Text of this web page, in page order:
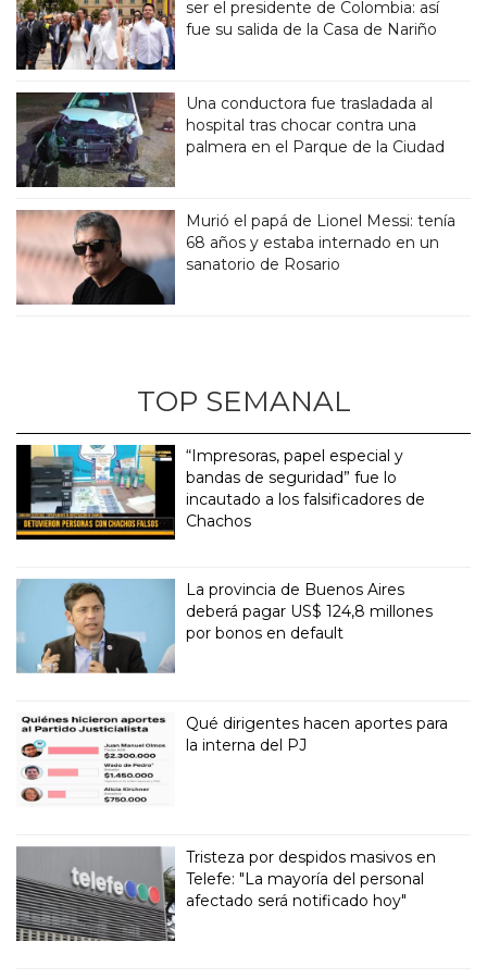
ser el presidente de Colombia: así
fue su salida de la Casa de Nariño
Una conductora fue trasladada al
hospital tras chocar contra una
palmera en el Parque de la Ciudad
Murió el papá de Lionel Messi: tenía
68 años y estaba internado en un
sanatorio de Rosario
TOP SEMANAL
“Impresoras, papel especial y
bandas de seguridad” fue lo
incautado a los falsificadores de
Chachos
La provincia de Buenos Aires
deberá pagar US$ 124,8 millones
por bonos en default
Qué dirigentes hacen aportes para
la interna del PJ
Tristeza por despidos masivos en
Telefe: "La mayoría del personal
afectado será notificado hoy"